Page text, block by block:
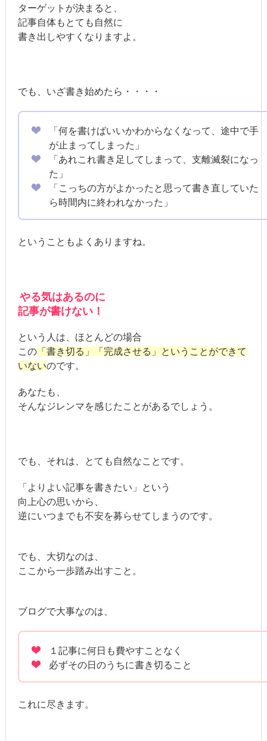
ターゲットが決まると、
記事自体もとても自然に
書き出しやすくなりますよ。
でも、いざ書き始めたら・・・・
「何を書けばいいかわからなくなって、途中で手
が止まってしまった」
「あれこれ書き足してしまって、支離滅裂になっ
た」
「こっちの方がよかったと思って書き直していた
ら時間内に終われなかった」
ということもよくありますね。
やる気はあるのに
記事が書けない！
という人は、ほとんどの場合
この「書き切る」「完成させる」ということができて
いないのです。
あなたも、
そんなジレンマを感じたことがあるでしょう。
でも、それは、とても自然なことです。
「よりよい記事を書きたい」という
向上心の思いから、
逆にいつまでも不安を募らせてしまうのです。
でも、大切なのは、
ここから一歩踏み出すこと。
ブログで大事なのは、
１記事に何日も費やすことなく
必ずその日のうちに書き切ること
これに尽きます。